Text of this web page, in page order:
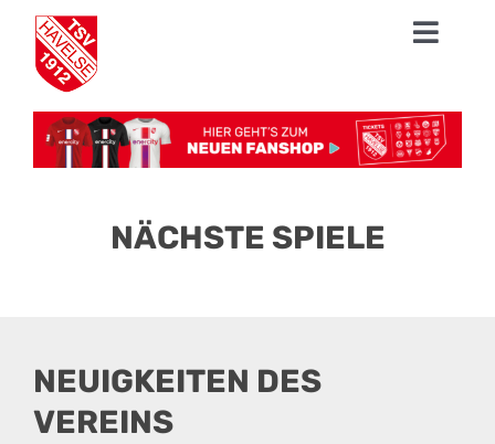
Zum
Inhalt
springen
News
1. Herren
Talentschmiede
Fanshop
NÄCHSTE SPIELE
NEUIGKEITEN DES
VEREINS